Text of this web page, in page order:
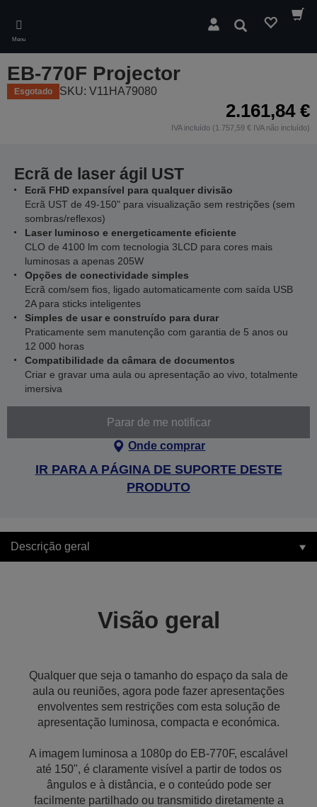
main
content
Menu
Pesquisar
EB-770F Projector
Esgotado SKU: V11HA79080
2.161,84 €
IVA incluído (1.757,59 € IVA não incluído)
Ecrã de laser ágil UST
Ecrã FHD expansível para qualquer divisão
Ecrã UST de 49-150" para visualização sem restrições (sem
sombras/reflexos)
Laser luminoso e energeticamente eficiente
CLO de 4100 lm com tecnologia 3LCD para cores mais
luminosas a apenas 205W
Opções de conectividade simples
Ecrã com/sem fios, ligado automaticamente com saída USB
2A para sticks inteligentes
Simples de usar e construído para durar
Praticamente sem manutenção com garantia de 5 anos ou
12 000 horas
Compatibilidade da câmara de documentos
Criar e gravar uma aula ou apresentação ao vivo, totalmente
imersiva
Parar de me notificar
Onde comprar
IR PARA A PÁGINA DE SUPORTE DESTE
PRODUTO
Descrição geral
Visão geral
Qualquer que seja o tamanho do espaço da sala de
aula ou reuniões, agora pode fazer apresentações
envolventes sem restrições com esta solução de
apresentação luminosa, compacta e económica.
A imagem luminosa a 1080p do EB-770F, escalável
até 150", é claramente visível a partir de todos os
ângulos e à distância, e o conteúdo pode ser
facilmente partilhado ou transmitido diretamente a